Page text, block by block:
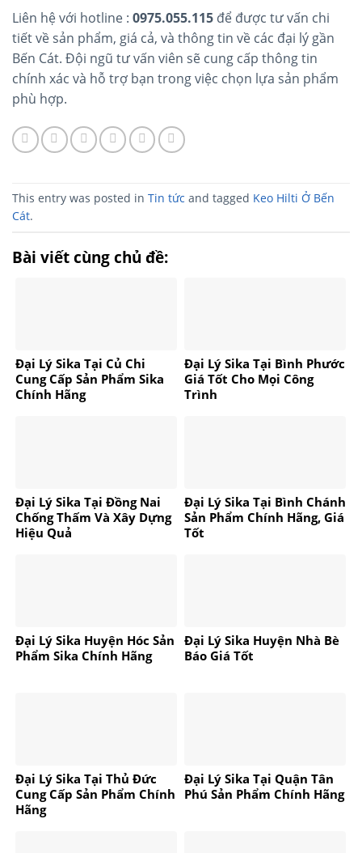
Liên hệ với hotline : 0975.055.115 để được tư vấn chi
tiết về sản phẩm, giá cả, và thông tin về các đại lý gần
Bến Cát. Đội ngũ tư vấn viên sẽ cung cấp thông tin
chính xác và hỗ trợ bạn trong việc chọn lựa sản phẩm
phù hợp.
This entry was posted in Tin tức and tagged Keo Hilti Ở Bến
Cát.
Bài viết cùng chủ đề:
Đại Lý Sika Tại Củ Chi
Cung Cấp Sản Phẩm Sika
Chính Hãng
Đại Lý Sika Tại Bình Phước
Giá Tốt Cho Mọi Công
Trình
Đại Lý Sika Tại Đồng Nai
Chống Thấm Và Xây Dựng
Hiệu Quả
Đại Lý Sika Tại Bình Chánh
Sản Phẩm Chính Hãng, Giá
Tốt
Đại Lý Sika Huyện Hóc Sản
Phẩm Sika Chính Hãng
Đại Lý Sika Huyện Nhà Bè
Báo Giá Tốt
Đại Lý Sika Tại Thủ Đức
Cung Cấp Sản Phẩm Chính
Hãng
Đại Lý Sika Tại Quận Tân
Phú Sản Phẩm Chính Hãng